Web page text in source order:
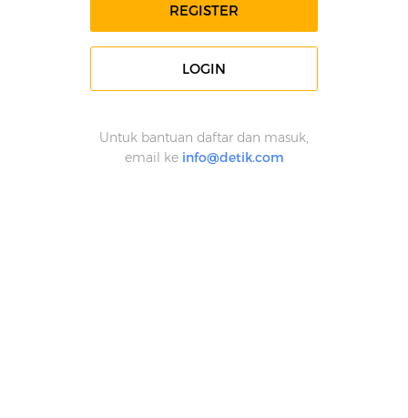
REGISTER
LOGIN
Untuk bantuan daftar dan masuk,
email ke info@detik.com